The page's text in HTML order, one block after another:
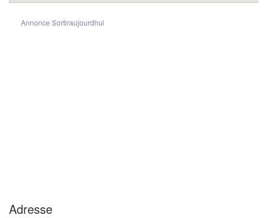
Annonce Sortiraujourdhui
Adresse